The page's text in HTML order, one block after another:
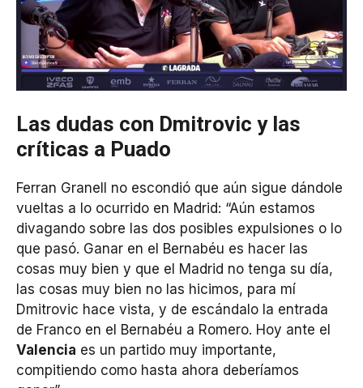
Las dudas con Dmitrovic y las
críticas a Puado
Ferran Granell no escondió que aún sigue dándole
vueltas a lo ocurrido en Madrid: “Aún estamos
divagando sobre las dos posibles expulsiones o lo
que pasó. Ganar en el Bernabéu es hacer las
cosas muy bien y que el Madrid no tenga su día,
las cosas muy bien no las hicimos, para mí
Dmitrovic hace vista, y de escándalo la entrada
de Franco en el Bernabéu a Romero. Hoy ante el
Valencia es un partido muy importante,
compitiendo como hasta ahora deberíamos